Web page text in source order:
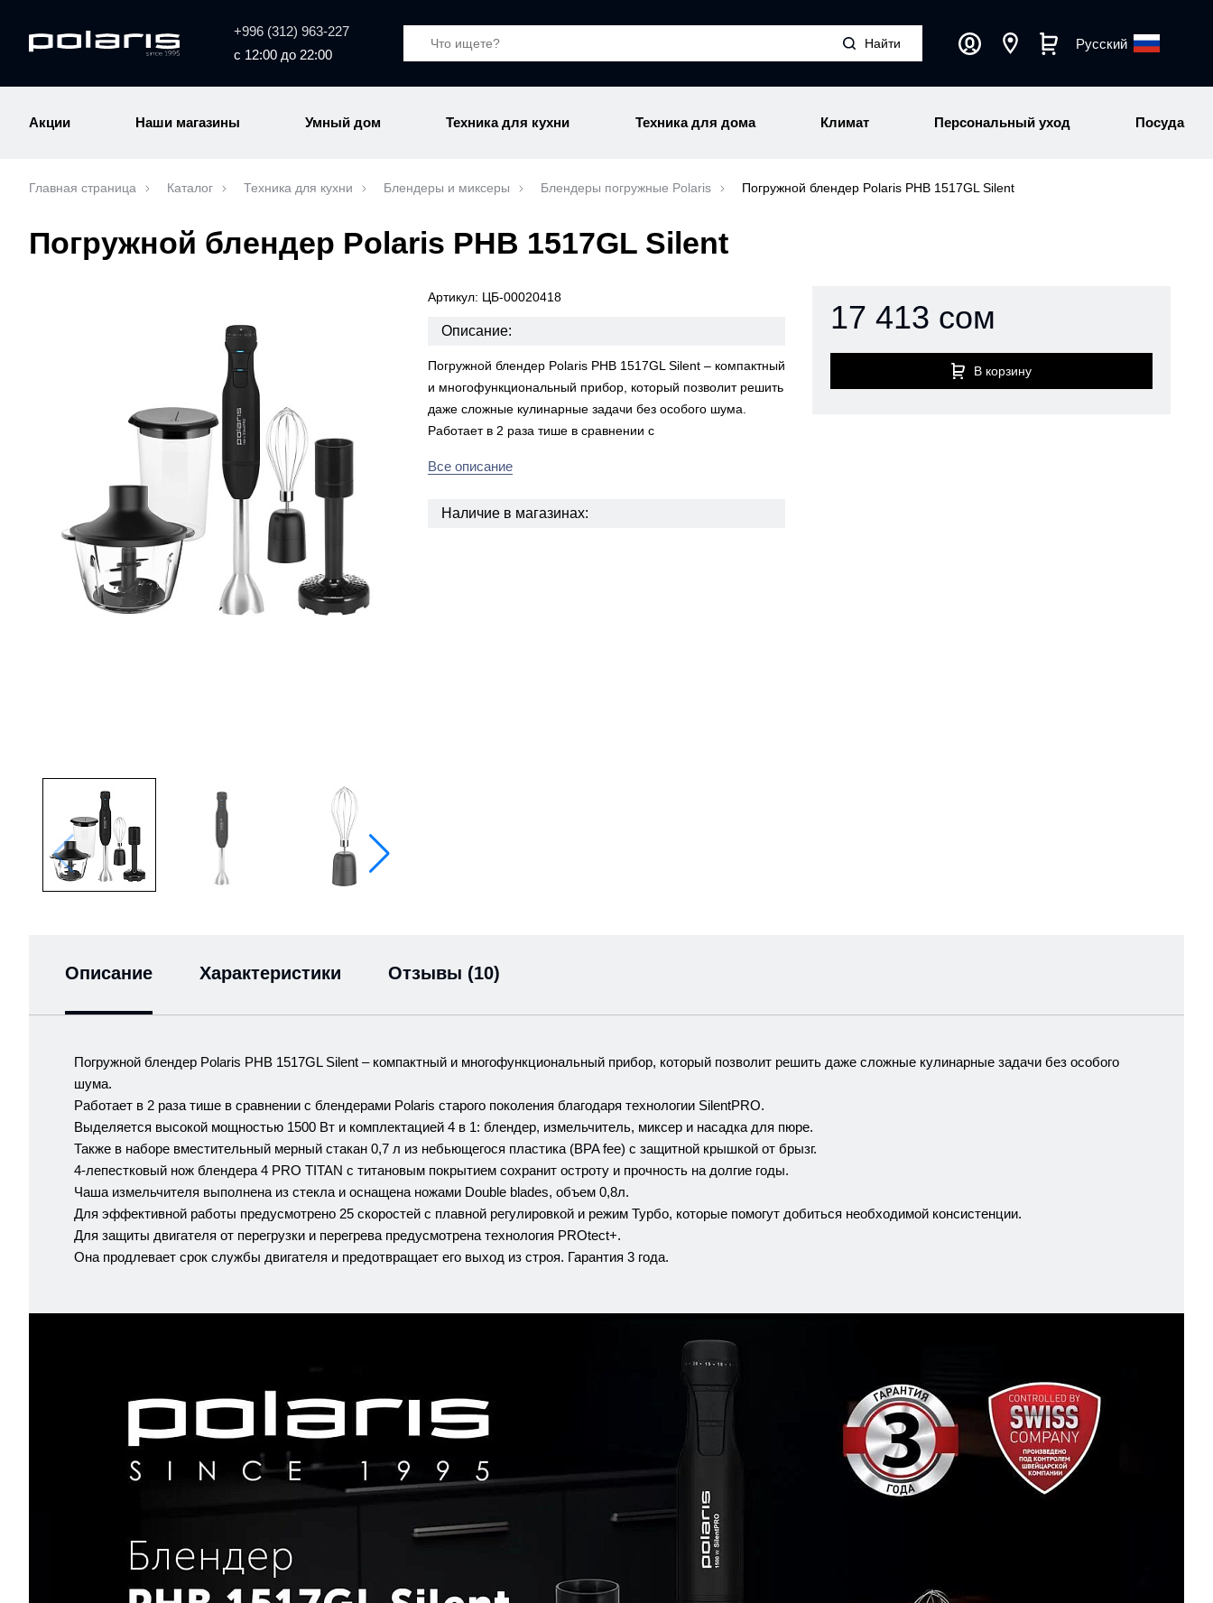
+996 (312) 963-227
с 12:00 до 22:00
Русский
Акции Наши магазины Умный дом Техника для кухни Техника для дома Климат Персональный уход Посуда
Главная страница Каталог Техника для кухни Блендеры и миксеры Блендеры погружные Polaris Погружной блендер Polaris PHB 1517GL Silent
Погружной блендер Polaris PHB 1517GL Silent
Артикул: ЦБ-00020418
Описание:
Погружной блендер Polaris PHB 1517GL Silent – компактный
и многофункциональный прибор, который позволит решить
даже сложные кулинарные задачи без особого шума.
Работает в 2 раза тише в сравнении с
Все описание
Наличие в магазинах:
17 413 сом
В корзину
Описание Характеристики Отзывы (10)
Погружной блендер Polaris PHB 1517GL Silent – компактный и многофункциональный прибор, который позволит решить даже сложные кулинарные задачи без особого
шума.
Работает в 2 раза тише в сравнении с блендерами Polaris старого поколения благодаря технологии SilentPRO.
Выделяется высокой мощностью 1500 Вт и комплектацией 4 в 1: блендер, измельчитель, миксер и насадка для пюре.
Также в наборе вместительный мерный стакан 0,7 л из небьющегося пластика (BPA fee) с защитной крышкой от брызг.
4-лепестковый нож блендера 4 PRO TITAN с титановым покрытием сохранит остроту и прочность на долгие годы.
Чаша измельчителя выполнена из стекла и оснащена ножами Double blades, объем 0,8л.
Для эффективной работы предусмотрено 25 скоростей с плавной регулировкой и режим Турбо, которые помогут добиться необходимой консистенции.
Для защиты двигателя от перегрузки и перегрева предусмотрена технология PROtect+.
Она продлевает срок службы двигателя и предотвращает его выход из строя. Гарантия 3 года.